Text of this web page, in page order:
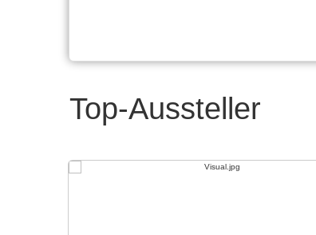
Top-Aussteller